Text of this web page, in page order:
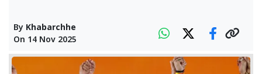
By Khabarchhe
On 14 Nov 2025